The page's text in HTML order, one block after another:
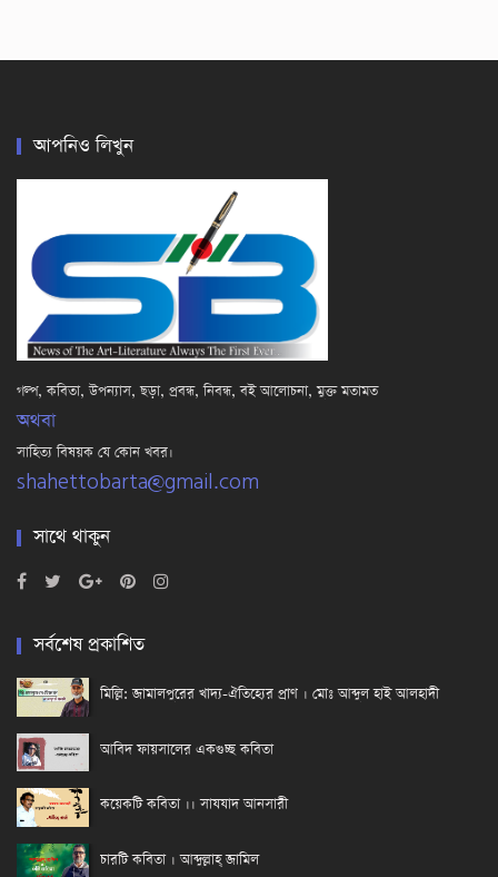
আপনিও লিখুন
গল্প, কবিতা, উপন্যাস, ছড়া, প্রবন্ধ, নিবন্ধ, বই আলোচনা, মুক্ত মতামত
অথবা
সাহিত্য বিষয়ক যে কোন খবর।
shahettobarta@gmail.com
সাথে থাকুন
সর্বশেষ প্রকাশিত
মিল্লি: জামালপুরের খাদ্য-ঐতিহ্যের প্রাণ । মোঃ আব্দুল হাই আলহাদী
আবিদ ফায়সালের একগুচ্ছ কবিতা
কয়েকটি কবিতা ।। সাযযাদ আনসারী
চারটি কবিতা । আব্দুল্লাহ্ জামিল